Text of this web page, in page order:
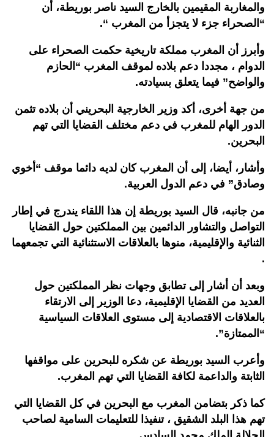
والمغاربة المقيمين بالخارج السيد ناصر بوريطة، أن
“الصحراء جزء لا يتجزأ من المغرب “.
وأبرز أن المغرب مملكة تاريخية حكمت الصحراء على
الدوام ، مجددا دعم بلاده لموقف المغرب “الحازم
والواضح” فيما يتعلق بسيادته.
من جهة أخرى، أكد وزير الخارجية البحريني أن بلاده تثمن
الدور الهام للمغرب في دعم مختلف القضايا التي تهم
البحرين.
وأشار، أيضا، إلى أن المغرب كان لديه دائما موقف “أخوي
وصادق” في دعم الدول العربية.
من جانبه، قال السيد بوريطة إن هذا اللقاء يندرج في إطار
التواصل والتشاور الدائمين بين المملكتين حول القضايا
الثنائية والإقليمية، منوها بالعلاقات الاستثنائية التي تجمعهما
.
وبعد أن أشار إلى تطابق وجهات نظر المملكتين حول
العديد من القضايا الإقليمية، دعا الوزير إلى الارتقاء
بالعلاقات الاقتصادية إلى مستوى العلاقات السياسية
“الممتازة”.
وأعرب السيد بوريطة عن شكره للبحرين على مواقفها
الثابتة والداعمة لكافة القضايا التي تهم المغرب.
كما ذكر بتضامن المغرب مع البحرين في كل القضايا التي
تهم هذا البلد الشقيق ، تنفيذا للتعليمات السامية لصاحب